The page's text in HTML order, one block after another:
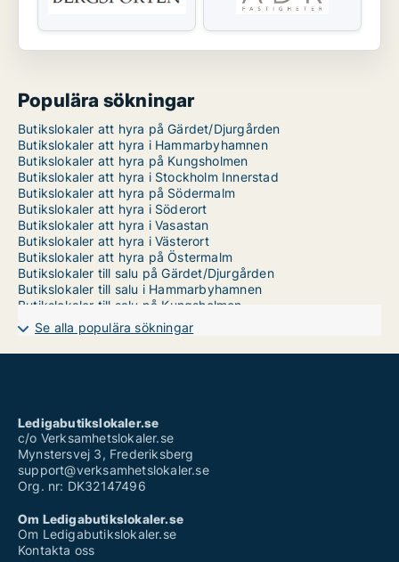
Populära sökningar
Butikslokaler att hyra på Gärdet/Djurgården
Butikslokaler att hyra i Hammarbyhamnen
Butikslokaler att hyra på Kungsholmen
Butikslokaler att hyra i Stockholm Innerstad
Butikslokaler att hyra på Södermalm
Butikslokaler att hyra i Söderort
Butikslokaler att hyra i Vasastan
Butikslokaler att hyra i Västerort
Butikslokaler att hyra på Östermalm
Butikslokaler till salu på Gärdet/Djurgården
Butikslokaler till salu i Hammarbyhamnen
Butikslokaler till salu på Kungsholmen
Butikslokaler till salu i Stockholm Innerstad
Butikslokaler till salu på Södermalm
Butikslokaler till salu i Söderort
Se alla populära sökningar
Ledigabutikslokaler.se
c/o Verksamhetslokaler.se
Mynstersvej 3, Frederiksberg
support@verksamhetslokaler.se
Org. nr: DK32147496
Om Ledigabutikslokaler.se
Om Ledigabutikslokaler.se
Kontakta oss